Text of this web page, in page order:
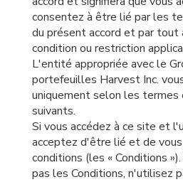
consentez à être lié par les
du présent accord et par tout
condition ou restriction
L'entité appropriée avec le
portefeuilles Harvest Inc.
uniquement selon les termes
suivants.
Si vous accédez à ce site et
acceptez d'être lié et de vous
conditions (les « Conditions
pas les Conditions, n'utilisez